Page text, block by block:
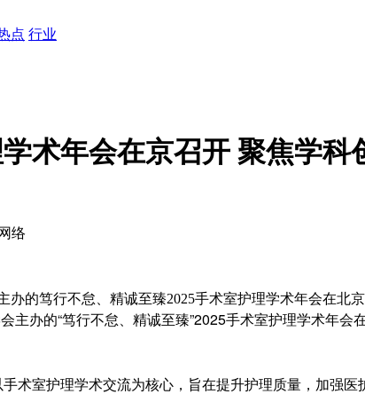
点 行业
术年会在京召开 聚焦学科
络
办的笃行不怠、精诚至臻2025手术室护理学术年会在
办的“笃行不怠、精诚至臻”2025手术室护理学术年
术室护理学术交流为核心，旨在提升护理质量，加强医